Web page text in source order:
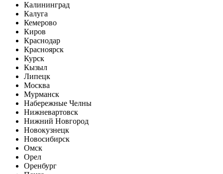
Калининград
Калуга
Кемерово
Киров
Краснодар
Красноярск
Курск
Кызыл
Липецк
Москва
Мурманск
Набережные Челны
Нижневартовск
Нижний Новгород
Новокузнецк
Новосибирск
Омск
Орел
Оренбург